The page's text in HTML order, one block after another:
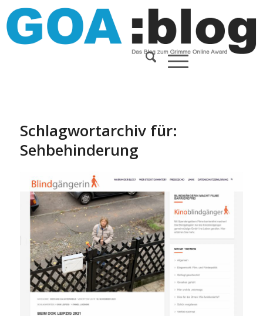
Schlagwortarchiv für:
Sehbehinderung